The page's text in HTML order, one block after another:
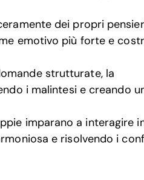
dei propri
emotivo più forte e
strutturate, la
i malintesi e creando
imparano a interagire
e risolvendo i